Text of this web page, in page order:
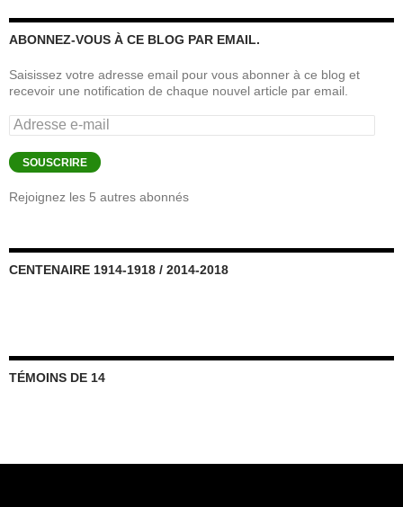
ABONNEZ-VOUS À CE BLOG PAR EMAIL.
Saisissez votre adresse email pour vous abonner à ce blog et
recevoir une notification de chaque nouvel article par email.
Adresse
e-
mail
SOUSCRIRE
Rejoignez les 5 autres abonnés
CENTENAIRE 1914-1918 / 2014-2018
TÉMOINS DE 14